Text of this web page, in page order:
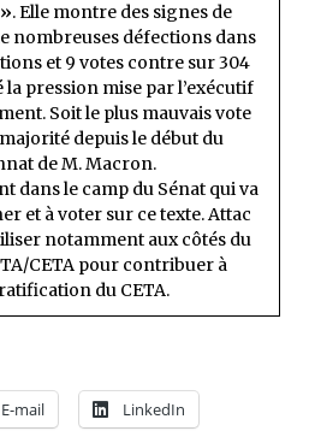
. Elle montre des signes de
nombreuses défections dans
et 9 votes contre sur 304
la pression mise par l’exécutif
Soit le plus mauvais vote
depuis le début du
de M. Macron.
dans le camp du Sénat qui va
et à voter sur ce texte. Attac
notamment aux côtés du
CETA pour contribuer à
du CETA.
E-mail LinkedIn